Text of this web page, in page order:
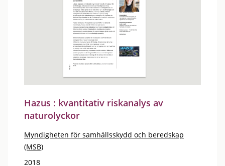
Hazus : kvantitativ riskanalys av
naturolyckor
Myndigheten för samhällsskydd och beredskap
(MSB)
2018